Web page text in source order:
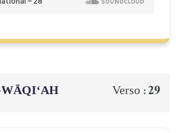
Verso :29